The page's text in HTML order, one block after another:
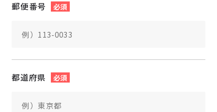
郵便番号 必須
都道府県 必須